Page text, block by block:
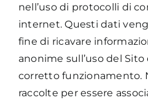
nell’uso di protocolli di
internet. Questi dati
fine di ricavare
anonime sull’uso del
corretto funzionamento.
raccolte per essere